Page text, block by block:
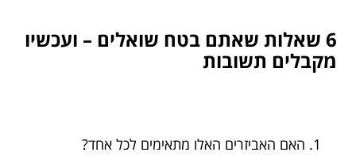
6 שאלות שאתם בטח שואלים – ועכשיו
מקבלים תשובות
האם האביזרים האלו מתאימים לכל אחד?